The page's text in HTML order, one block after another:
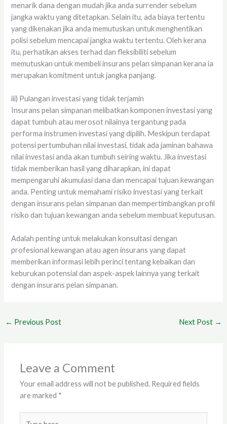
menarik dana dengan mudah jika anda surrender sebelum
jangka waktu yang ditetapkan. Selain itu, ada biaya tertentu
yang dikenakan jika anda memutuskan untuk menghentikan
polisi sebelum mencapai jangka waktu tertentu. Oleh kerana
itu, perhatikan akses terhad dan fleksibiliti sebelum
memutuskan untuk membeli insurans pelan simpanan kerana ia
merupakan komitment untuk jangka panjang.
iii) Pulangan investasi yang tidak terjamin
Insurans pelan simpanan melibatkan komponen investasi yang
dapat tumbuh atau merosot nilainya tergantung pada
performa instrumen investasi yang dipilih. Meskipun terdapat
potensi pertumbuhan nilai investasi, tidak ada jaminan bahawa
nilai investasi anda akan tumbuh seiring waktu. Jika investasi
tidak memberikan hasil yang diharapkan, ini dapat
mempengaruhi akumulasi dana dan mencapai tujuan kewangan
anda. Penting untuk memahami risiko investasi yang terkait
dengan insurans pelan simpanan dan mempertimbangkan profil
risiko dan tujuan kewangan anda sebelum membuat keputusan.
Adalah penting untuk melakukan konsultasi dengan
profesional kewangan atau agen insurans yang dapat
memberikan informasi lebih perinci tentang kebaikan dan
keburukan potensial dan aspek-aspek lainnya yang terkait
dengan insurans pelan simpanan.
← Previous Post Next Post →
Leave a Comment
Your email address will not be published. Required fields
are marked *